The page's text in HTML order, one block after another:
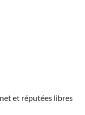
et réputées libres